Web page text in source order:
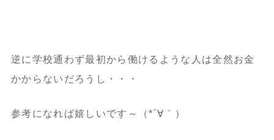
逆に学校通わず最初から働けるような人は全然お金
かからないだろうし・・・
参考になれば嬉しいです～（*´∀｀）